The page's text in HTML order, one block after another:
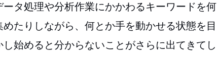
タ処理や分析作業にかかわるキーワードを何
たりしながら、何とか手を動かせる状態を目
始めると分からないことがさらに出てきてし